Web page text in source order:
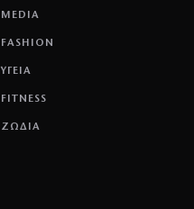
MEDIA
FASHION
ΥΓΕΙΑ
FITNESS
ΖΩΔΙΑ